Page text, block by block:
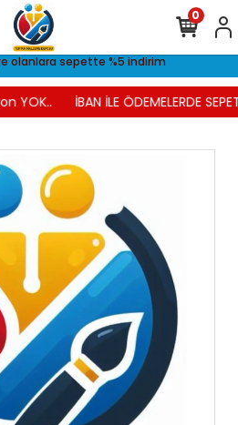
olanlara sepette %5 indirim
YOK.. İBAN İLE ÖDEMELERDE
0